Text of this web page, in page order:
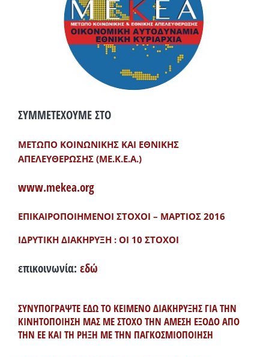
ΣΥΜΜΕΤΕΧΟΥΜΕ ΣΤΟ
ΜΕΤΩΠΟ ΚΟΙΝΩΝΙΚΗΣ ΚΑΙ ΕΘΝΙΚΗΣ
ΑΠΕΛΕΥΘΕΡΩΣΗΣ (ΜΕ.Κ.Ε.Α.)
www.mekea.org
ΕΠΙΚΑΙΡΟΠΟΙΗΜΕΝΟΙ ΣΤΟΧΟΙ – ΜΑΡΤΙΟΣ 2016
ΙΔΡΥΤΙΚΗ ΔΙΑΚΗΡΥΞΗ : ΟΙ 10 ΣΤΟΧΟΙ
επικοινωνία: εδώ
ΣΥΝΥΠΟΓΡΑΨΤΕ ΕΔΩ ΤΟ ΚΕΙΜΕΝΟ ΔΙΑΚΗΡΥΞΗΣ ΓΙΑ ΤΗΝ
ΚΙΝΗΤΟΠΟΙΗΣΗ ΜΑΣ ΜΕ ΣΤΟΧΟ ΤΗΝ ΑΜΕΣΗ ΕΞΟΔΟ ΑΠΟ
ΤΗΝ ΕΕ ΚΑΙ ΤΗ ΡΗΞΗ ΜΕ ΤΗΝ ΠΑΓΚΟΣΜΙΟΠΟΙΗΣΗ